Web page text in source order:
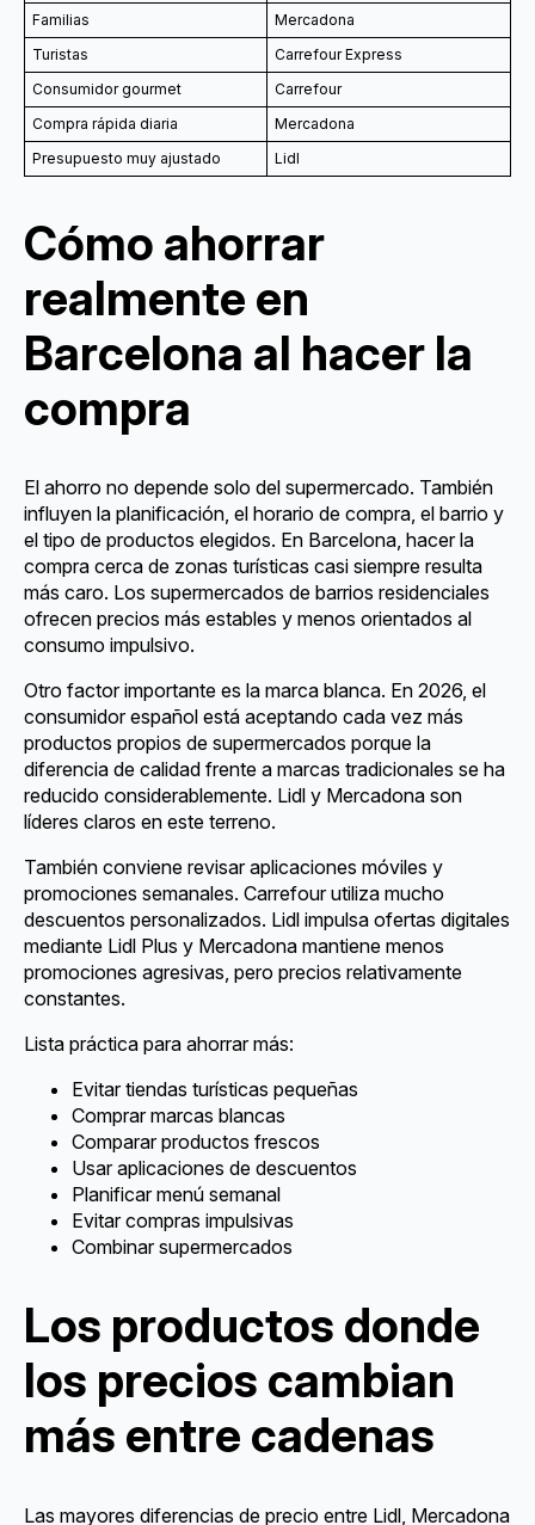
Familias
Mercadona
Turistas
Carrefour Express
Consumidor gourmet
Carrefour
Compra rápida diaria
Mercadona
Presupuesto muy ajustado
Lidl
Cómo ahorrar
realmente en
Barcelona al hacer la
compra
El ahorro no depende solo del supermercado. También
influyen la planificación, el horario de compra, el barrio y
el tipo de productos elegidos. En Barcelona, hacer la
compra cerca de zonas turísticas casi siempre resulta
más caro. Los supermercados de barrios residenciales
ofrecen precios más estables y menos orientados al
consumo impulsivo.
Otro factor importante es la marca blanca. En 2026, el
consumidor español está aceptando cada vez más
productos propios de supermercados porque la
diferencia de calidad frente a marcas tradicionales se ha
reducido considerablemente. Lidl y Mercadona son
líderes claros en este terreno.
También conviene revisar aplicaciones móviles y
promociones semanales. Carrefour utiliza mucho
descuentos personalizados. Lidl impulsa ofertas digitales
mediante Lidl Plus y Mercadona mantiene menos
promociones agresivas, pero precios relativamente
constantes.
Lista práctica para ahorrar más:
Evitar tiendas turísticas pequeñas
Comprar marcas blancas
Comparar productos frescos
Usar aplicaciones de descuentos
Planificar menú semanal
Evitar compras impulsivas
Combinar supermercados
Los productos donde
los precios cambian
más entre cadenas
Las mayores diferencias de precio entre Lidl, Mercadona